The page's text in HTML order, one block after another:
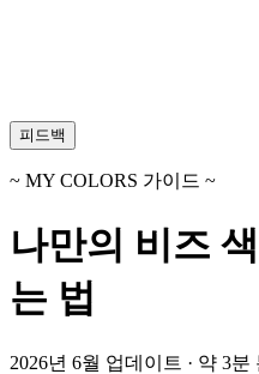
피드백
~ MY COLORS 가이드 ~
나만의 비즈
는 법
2026년 6월 업데이트 · 약 3분